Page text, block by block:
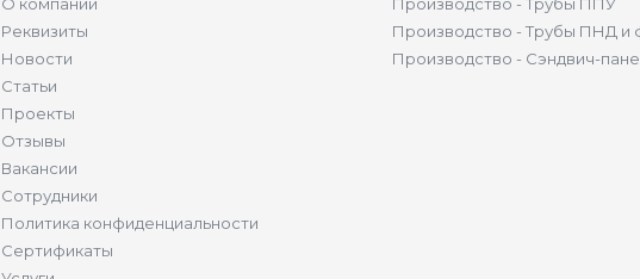
О компании
Реквизиты
Новости
Статьи
Проекты
Отзывы
Вакансии
Сотрудники
Политика конфиденциальности
Сертификаты
Производство - Трубы ППУ
Производство - Трубы ПНД и
Производство - Сэндвич-